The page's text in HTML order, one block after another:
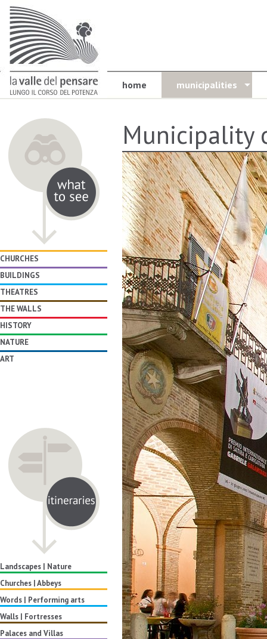
home municipalities
CHURCHES
BUILDINGS
THEATRES
THE WALLS
HISTORY
NATURE
ART
Landscapes | Nature
Churches | Abbeys
Words | Performing arts
Walls | Fortresses
Palaces and Villas
Municipality